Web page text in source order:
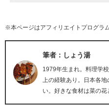
※本ページはアフィリエイトプログラ
筆者：しょう湯
1979年生まれ。料理学
上の経験あり。日本各
い。好きな食材は菜の花